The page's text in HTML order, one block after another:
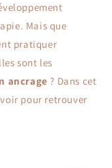
Mais que
pratiquer
sont les
ancrage ? Dans cet
pour retrouver